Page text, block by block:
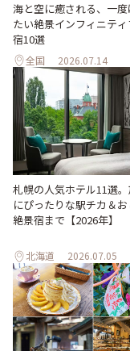
海と空に癒される、一度
たい絶景インフィニテ
宿10選
全国 2026.07.14
札幌の人気ホテル11選
にぴったりな駅チカ＆
絶景宿まで【2026年】
北海道 2026.07.05